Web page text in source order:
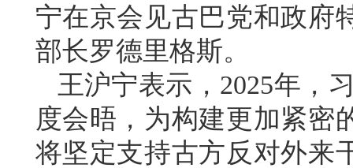
宁在京会见古巴党和政府
部长罗德里格斯。
王沪宁表示，2025年，
度会晤，为构建更加紧密
将坚定支持古方反对外来